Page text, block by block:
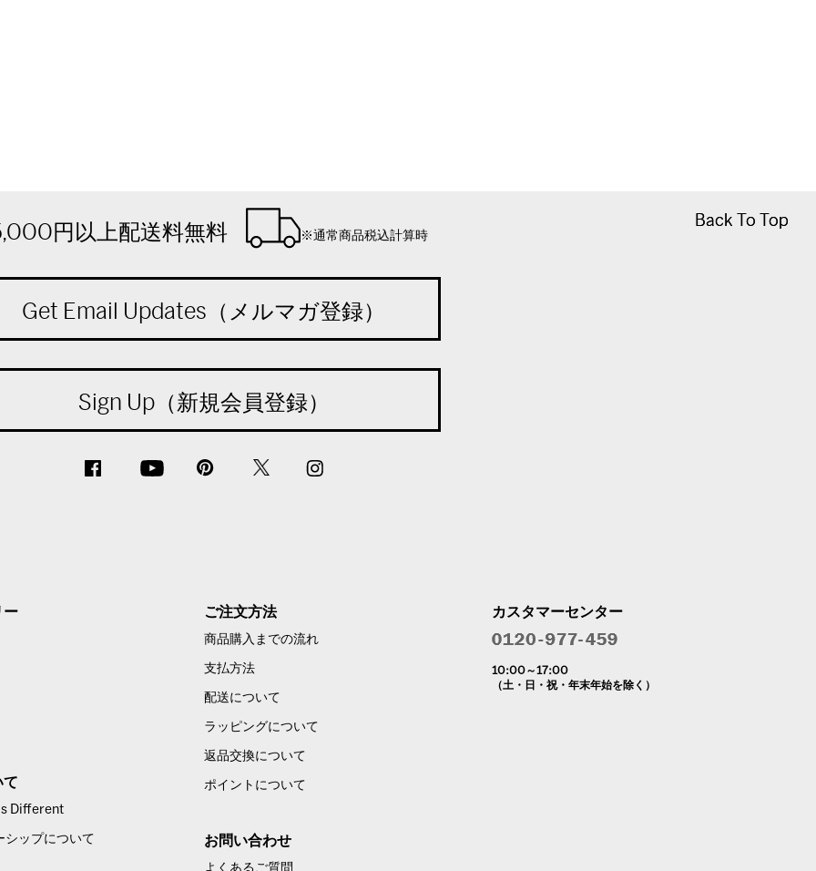
Back To Top
Back To Top
円以上配送料無料 ※通常商品税込計算時
Get Email Updates（メルマガ登録）
Sign Up（新規会員登録）
ー
て
Different
シップについて
ご注文方法
商品購入までの流れ
支払方法
配送について
ラッピングについて
返品交換について
ポイントについて
お問い合わせ
よくあるご質問
カスタマーセンター
10:00～17:00
（土・日・祝・年末年始を除く）